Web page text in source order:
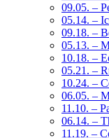
09.05. –
05.14. –
09.18. –
05.13. –
10.18. –
05.21. –
10.24. –
06.05. –
11.10. –
06.14. –
11.19. –